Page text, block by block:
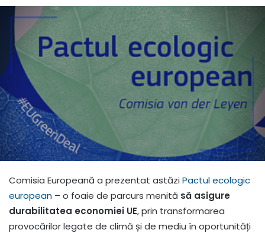
Comisia Europeană a prezentat astăziPactul ecologic
european – o foaie de parcurs menită să asigure
durabilitatea economiei UE, prin transformarea
provocărilor legate de climă și de mediu în oportunități